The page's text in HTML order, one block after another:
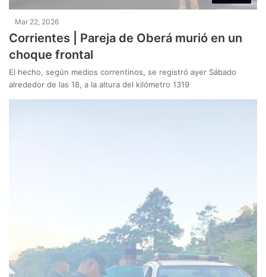
Mar 22, 2026
Corrientes | Pareja de Oberá murió en un
choque frontal
El hecho, según medios correntinos, se registró ayer Sábado
alrededor de las 18, a la altura del kilómetro 1319